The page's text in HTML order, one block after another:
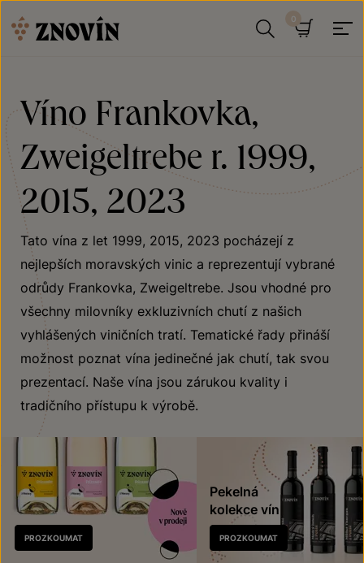
Víno Frankovka,
Zweigeltrebe r. 1999,
2015, 2023
Tato vína z let 1999, 2015, 2023 pocházejí z
nejlepších moravských vinic a reprezentují vybrané
odrůdy Frankovka, Zweigeltrebe. Jsou vhodné pro
všechny milovníky exkluzivních chutí z našich
vyhlášených viničních tratí. Tematické řady přináší
možnost poznat vína jedinečné jak chutí, tak svou
prezentací. Naše vína jsou zárukou kvality i
tradičního přístupu k výrobě.
Nově
v prodeji
PROZKOUMAT
Pekelná
kolekce vín
PROZKOUMAT